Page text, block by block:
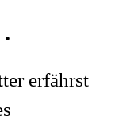
erfährst